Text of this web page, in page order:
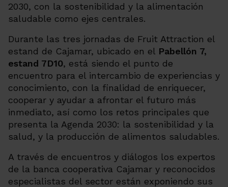
2030, con la sostenibilidad y la alimentación
saludable como ejes centrales.
Durante las tres jornadas de Fruit Attraction el
estand de Cajamar, ubicado en el Pabellón 7,
estand 7D10, está siendo el punto de
encuentro para el intercambio de experiencias y
conocimiento, con la finalidad de enriquecer,
cooperar y ayudar a afrontar el futuro más
inmediato, así como los retos principales que
presenta la Agenda 2030: la sostenibilidad y la
salud, y la producción de alimentos saludables.
A través de encuentros y diálogos los expertos
de la banca cooperativa Cajamar y reconocidos
especialistas del sector están exponiendo sus